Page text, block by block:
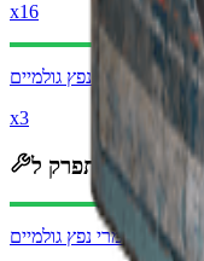
x16
חומרי נפץ גולמיים
x3
מתפרק ל
חומרי נפץ גולמיים